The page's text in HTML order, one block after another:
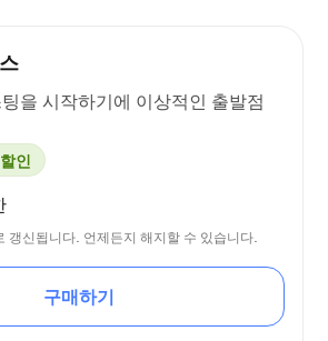
을 시작하기에 이상적인 출발점
인
갱신됩니다. 언제든지 해지할 수 있습니다.
구매하기